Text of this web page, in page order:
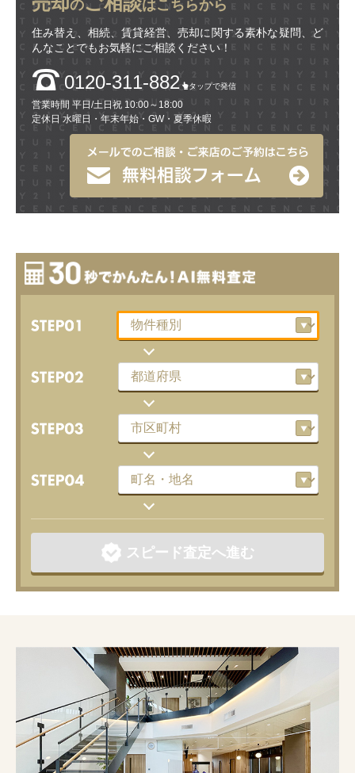
の はこちらから
住み替え、相続、賃貸経営、売却に関する素朴な疑問、ど
んなことでもお気軽にご相談ください！
0120-311-882 タップで発信
営業時間 平日/土日祝 10:00～18:00
定休日 水曜日・年末年始・GW・夏季休暇
スピード査定へ進む